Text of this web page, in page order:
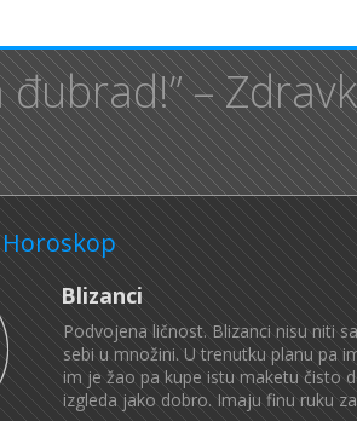
đubrad!” –
Blizanci
Podvojena ličnost. Blizanci nisu niti
sebi u množini. U trenutku planu pa
im je žao pa kupe istu maketu čisto
izgleda jako dobro. Imaju finu ruku